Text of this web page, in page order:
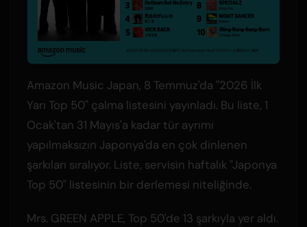
Amazon Music Japan, 8 Temmuz'da "2026 İlk
Yarı Top 50" çalma listesini yayınladı. Bu liste, 1
Ocak'tan 31 Mayıs'a kadar tür ayrımı
yapılmaksızın Japonya'da en çok dinlenen
şarkıları sıralıyor. Liste, servisin haftalık "Japonya
Top 50" listesinin bir derlemesi niteliğinde.
Mrs. GREEN APPLE, Top 50'de 13 şarkıyla yer aldı.